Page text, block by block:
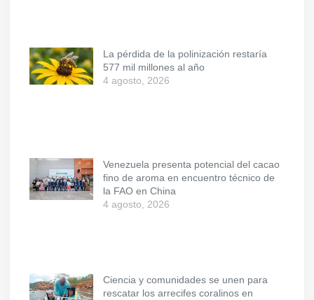
La pérdida de la polinización restaría
577 mil millones al año
4 agosto, 2026
Venezuela presenta potencial del cacao
fino de aroma en encuentro técnico de
la FAO en China
4 agosto, 2026
Ciencia y comunidades se unen para
rescatar los arrecifes coralinos en